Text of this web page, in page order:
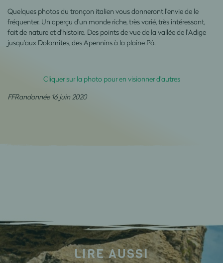
Quelques photos du tronçon italien vous donneront l’envie de le
fréquenter. Un aperçu d’un monde riche, très varié, très intéressant,
fait de nature et d'histoire. Des points de vue de la vallée de l'Adige
jusqu'aux Dolomites, des Apennins à la plaine Pô.
Cliquer sur la photo pour en visionner d'autres
FFRandonnée 16 juin 2020
LIRE AUSSI